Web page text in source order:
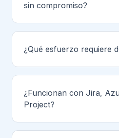
sin compromiso?
¿Qué esfuerzo requiere
¿Funcionan con Jira,
Project?